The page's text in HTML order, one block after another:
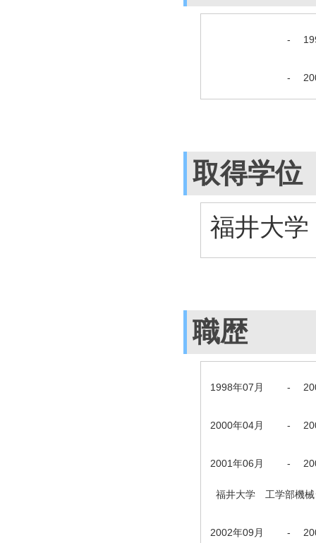
-
-
取得学位
福井大
職歴
1998年07月 -
2000年04月 -
2001年06月 -
福井大学 工学部機械
2002年09月 -